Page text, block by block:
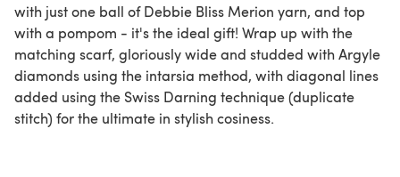
with just one ball of Debbie Bliss Merion yarn, and top
with a pompom - it's the ideal gift! Wrap up with the
matching scarf, gloriously wide and studded with Argyle
diamonds using the intarsia method, with diagonal lines
added using the Swiss Darning technique (duplicate
stitch) for the ultimate in stylish cosiness.